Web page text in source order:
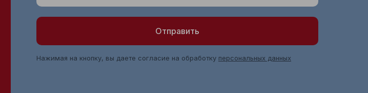
Отправить
Нажимая на кнопку, вы даете согласие на обработку персональных данных